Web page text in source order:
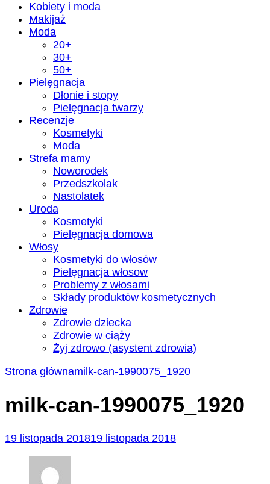
Kobiety i moda
Makijaż
Moda
20+
30+
50+
Pielęgnacja
Dłonie i stopy
Pielęgnacja twarzy
Recenzje
Kosmetyki
Moda
Strefa mamy
Noworodek
Przedszkolak
Nastolatek
Uroda
Kosmetyki
Pielęgnacja domowa
Włosy
Kosmetyki do włosów
Pielęgnacja włosow
Problemy z włosami
Składy produktów kosmetycznych
Zdrowie
Zdrowie dziecka
Zdrowie w ciąży
Żyj zdrowo (asystent zdrowia)
Strona głównamilk-can-1990075_1920
milk-can-1990075_1920
19 listopada 201819 listopada 2018